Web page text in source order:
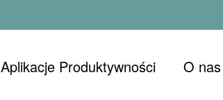
Aplikacje Produktywności O nas